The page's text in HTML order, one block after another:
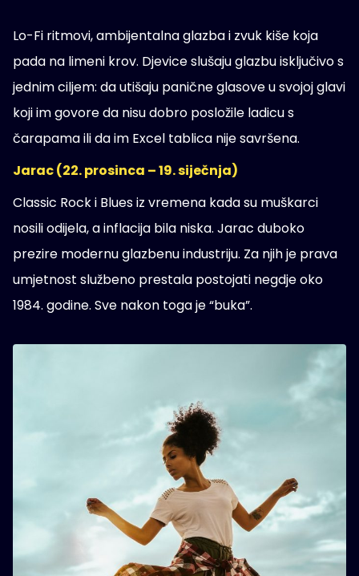
Lo-Fi ritmovi, ambijentalna glazba i zvuk kiše koja
pada na limeni krov. Djevice slušaju glazbu isključivo s
jednim ciljem: da utišaju panične glasove u svojoj glavi
koji im govore da nisu dobro posložile ladicu s
čarapama ili da im Excel tablica nije savršena.
Jarac (22. prosinca – 19. siječnja)
Classic Rock i Blues iz vremena kada su muškarci
nosili odijela, a inflacija bila niska. Jarac duboko
prezire modernu glazbenu industriju. Za njih je prava
umjetnost službeno prestala postojati negdje oko
1984. godine. Sve nakon toga je “buka”.